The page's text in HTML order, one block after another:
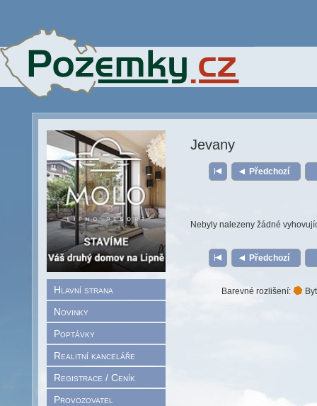
Hlavní strana
Novinky
Poptávky
Realitní kanceláře
Registrace / Ceník
Provozovatel
Jevany
Předchozí
Nebyly nalezeny žádné
Předchozí
Barevné rozlišení: